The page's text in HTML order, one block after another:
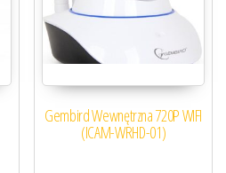
Gembird Wewnętrzna 720P WIFI
(ICAM-WRHD-01)